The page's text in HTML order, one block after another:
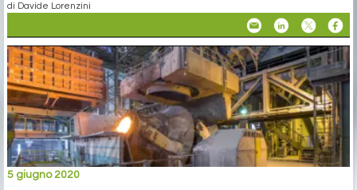
di Davide Lorenzini
5 giugno 2020